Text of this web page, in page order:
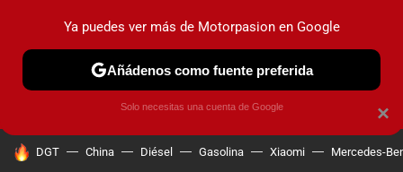
PRUEBAS COCHES ELÉCTRICOS OBSERVATORIO
HOY SE HABLA DE
DGT China Diésel Gasolina Xiaomi Mercedes-
×
Ya puedes ver más de Motorpasion en Google
Añádenos como fuente preferida
Solo necesitas una cuenta de Google